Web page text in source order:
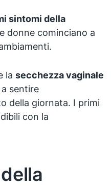
sintomi della
donne cominciano a
la secchezza vaginale
sentire
della giornata. I primi
con la